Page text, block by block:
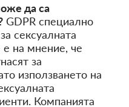
да са
GDPR специално
сексуалната
на мнение, че
за
използването на
Компанията